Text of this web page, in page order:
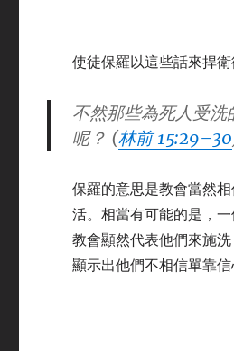
使徒保羅以這些話來捍衛
不然那些為死人受
呢？ (林前 15:29–30
保羅的意思是教會當然
活。相當有可能的是，
教會顯然代表他們來施
顯示出他們不相信單靠